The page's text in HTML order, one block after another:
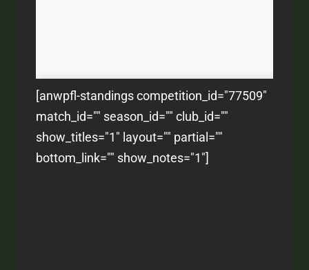
[anwpfl-standings competition_id="77509"
match_id="" season_id="" club_id=""
show_titles="1" layout="" partial=""
bottom_link="" show_notes="1"]